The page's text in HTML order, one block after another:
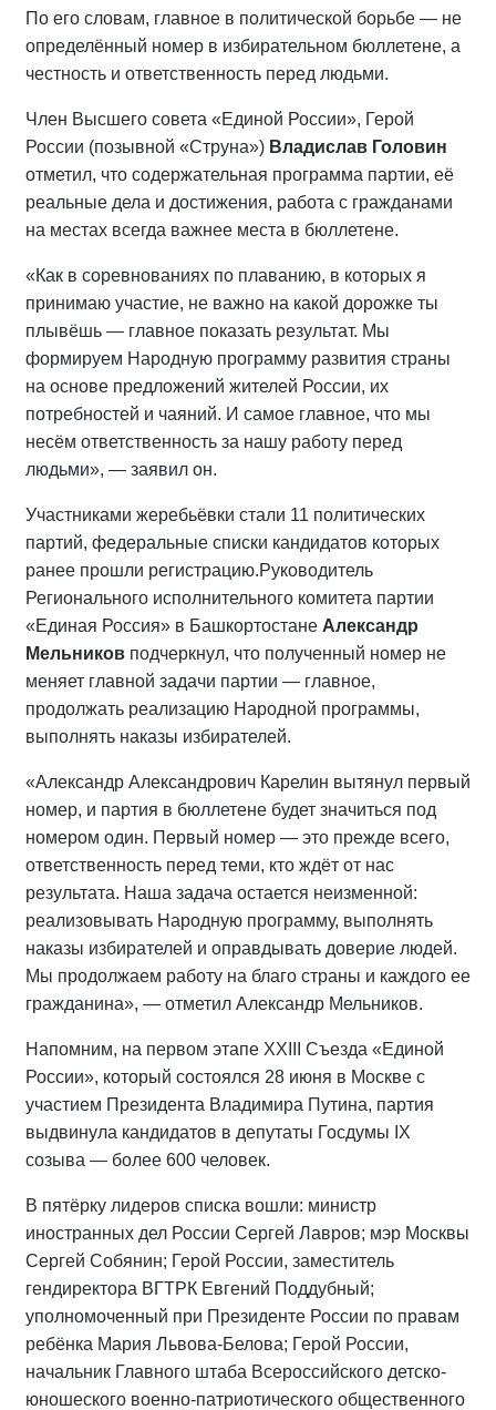
По его словам, главное в политической борьбе — не
определённый номер в избирательном бюллетене, а
честность и ответственность перед людьми.
Член Высшего совета «Единой России», Герой
России (позывной «Струна») Владислав Головин
отметил, что содержательная программа партии, её
реальные дела и достижения, работа с гражданами
на местах всегда важнее места в бюллетене.
«Как в соревнованиях по плаванию, в которых я
принимаю участие, не важно на какой дорожке ты
плывёшь — главное показать результат. Мы
формируем Народную программу развития страны
на основе предложений жителей России, их
потребностей и чаяний. И самое главное, что мы
несём ответственность за нашу работу перед
людьми», — заявил он.
Участниками жеребьёвки стали 11 политических
партий, федеральные списки кандидатов которых
ранее прошли регистрацию.Руководитель
Регионального исполнительного комитета партии
«Единая Россия» в Башкортостане Александр
Мельников подчеркнул, что полученный номер не
меняет главной задачи партии — главное,
продолжать реализацию Народной программы,
выполнять наказы избирателей.
«Александр Александрович Карелин вытянул первый
номер, и партия в бюллетене будет значиться под
номером один. Первый номер — это прежде всего,
ответственность перед теми, кто ждёт от нас
результата. Наша задача остается неизменной:
реализовывать Народную программу, выполнять
наказы избирателей и оправдывать доверие людей.
Мы продолжаем работу на благо страны и каждого ее
гражданина», — отметил Александр Мельников.
Напомним, на первом этапе XXIII Съезда «Единой
России», который состоялся 28 июня в Москве с
участием Президента Владимира Путина, партия
выдвинула кандидатов в депутаты Госдумы IX
созыва — более 600 человек.
В пятёрку лидеров списка вошли: министр
иностранных дел России Сергей Лавров; мэр Москвы
Сергей Собянин; Герой России, заместитель
гендиректора ВГТРК Евгений Поддубный;
уполномоченный при Президенте России по правам
ребёнка Мария Львова-Белова; Герой России,
начальник Главного штаба Всероссийского детско-
юношеского военно-патриотического общественного